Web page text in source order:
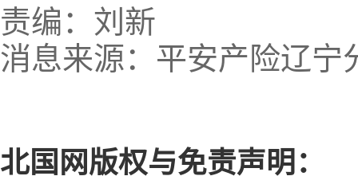
责编：刘新
消息来源：平安产险辽宁
北国网版权与免责声明：